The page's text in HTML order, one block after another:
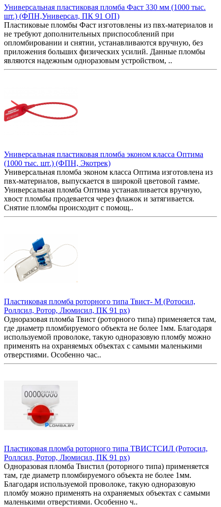
Универсальная пластиковая пломба Фаст 330 мм (1000 тыс.
шт.) (ФПН,Универсал, ПК 91 ОП)
Пластиковые пломбы Фаст изготовлены из пвх-материалов и
не требуют дополнительных приспособлений при
опломбировании и снятии, устанавливаются вручную, без
приложения больших физических усилий. Данные пломбы
являются надежным одноразовым устройством, ..
Универсальная пластиковая пломба эконом класса Оптима
(1000 тыс. шт.) (ФПН, Экотрек)
Универсальная пломба эконом класса Оптима изготовлена из
пвх-материалов, выпускается в широкой цветовой гамме.
Универсальная пломба Оптима устанавливается вручную,
хвост пломбы продевается через флажок и затягивается.
Снятие пломбы происходит с помощ..
Пластиковая пломба роторного типа Твист- М (Ротосил,
Роллсил, Ротор, Люмисил, ПК 91 рх)
Одноразовая пломба Твист (роторного типа) применяется там,
где диаметр пломбируемого объекта не более 1мм. Благодаря
используемой проволоке, такую одноразовую пломбу можно
применять на охраняемых объектах с самыми маленькими
отверстиями. Особенно час..
Пластиковая пломба роторного типа ТВИСТСИЛ (Ротосил,
Роллсил, Ротор, Люмисил, ПК 91 рх)
Одноразовая пломба Твистил (роторного типа) применяется
там, где диаметр пломбируемого объекта не более 1мм.
Благодаря используемой проволоке, такую одноразовую
пломбу можно применять на охраняемых объектах с самыми
маленькими отверстиями. Особенно ч..